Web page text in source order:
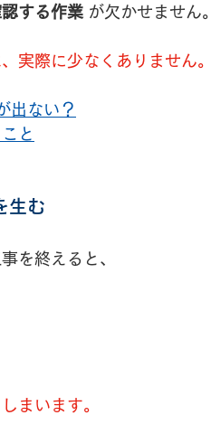
する作業 が欠かせません。
実際に少なくありません。
出ない？
と
生む
を終えると、
まいます。